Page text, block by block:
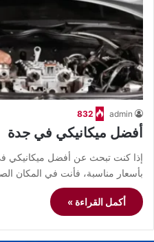
admin
832
أفضل ميكانيكي في جدة
إذا كنت تبحث عن أفضل ميكانيكي
بأسعار مناسبة، فأنت في المكان
أكمل القراءة »